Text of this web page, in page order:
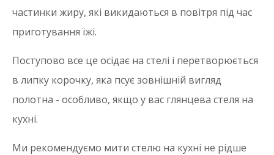
частинки жиру, які викидаються в повітря під час
приготування їжі.
Поступово все це осідає на стелі і перетворюється
в липку корочку, яка псує зовнішній вигляд
полотна - особливо, якщо у вас глянцева стеля на
кухні.
Ми рекомендуємо мити стелю на кухні не рідше